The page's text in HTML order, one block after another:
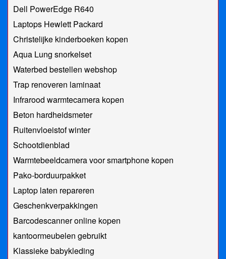
Dell PowerEdge R640
Laptops Hewlett Packard
Christelijke kinderboeken kopen
Aqua Lung snorkelset
Waterbed bestellen webshop
Trap renoveren laminaat
Infrarood warmtecamera kopen
Beton hardheidsmeter
Ruitenvloeistof winter
Schootdienblad
Warmtebeeldcamera voor smartphone kopen
Pako-borduurpakket
Laptop laten repareren
Geschenkverpakkingen
Barcodescanner online kopen
kantoormeubelen gebruikt
Klassieke babykleding